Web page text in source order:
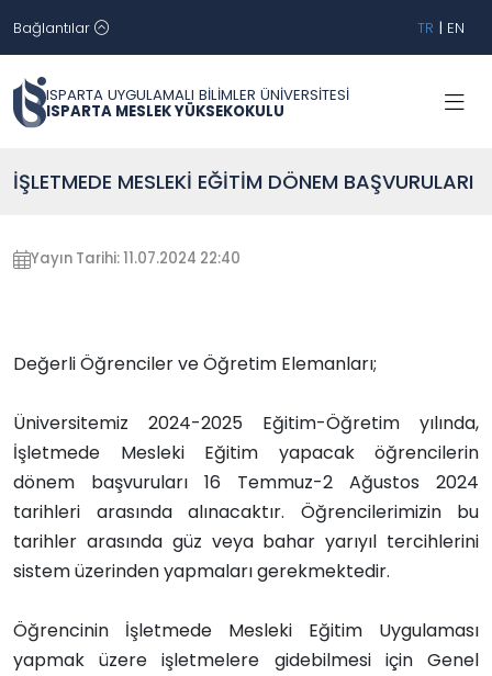
Bağlantılar TR | EN
ISPARTA UYGULAMALI BİLİMLER ÜNİVERSİTESİ
ISPARTA MESLEK YÜKSEKOKULU
İŞLETMEDE MESLEKİ EĞİTİM DÖNEM BAŞVURULARI
Yayın Tarihi: 11.07.2024 22:40
Değerli Öğrenciler ve Öğretim Elemanları;
Üniversitemiz 2024-2025 Eğitim-Öğretim yılında,
İşletmede Mesleki Eğitim yapacak öğrencilerin
dönem başvuruları 16 Temmuz-2 Ağustos 2024
tarihleri arasında alınacaktır. Öğrencilerimizin bu
tarihler arasında güz veya bahar yarıyıl tercihlerini
sistem üzerinden yapmaları gerekmektedir.
Öğrencinin İşletmede Mesleki Eğitim Uygulaması
yapmak üzere işletmelere gidebilmesi için Genel